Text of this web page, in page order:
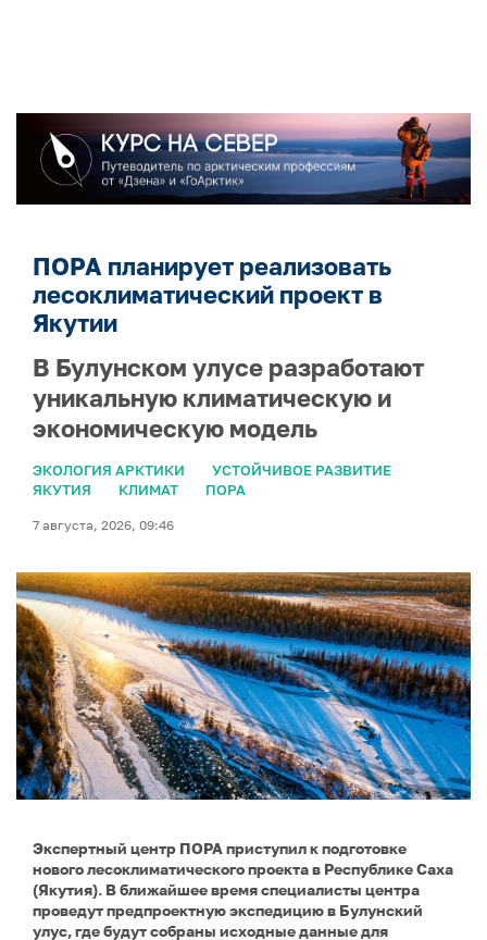
ПОРА планирует реализовать
лесоклиматический проект в
Якутии
В Булунском улусе разработают
уникальную климатическую и
экономическую модель
ЭКОЛОГИЯ АРКТИКИ
УСТОЙЧИВОЕ РАЗВИТИЕ
ЯКУТИЯ
КЛИМАТ ПОРА
7 августа, 2026, 09:46
Экспертный центр ПОРА приступил к подготовке
нового лесоклиматического проекта в Республике Саха
(Якутия). В ближайшее время специалисты центра
проведут предпроектную экспедицию в Булунский
улус, где будут собраны исходные данные для